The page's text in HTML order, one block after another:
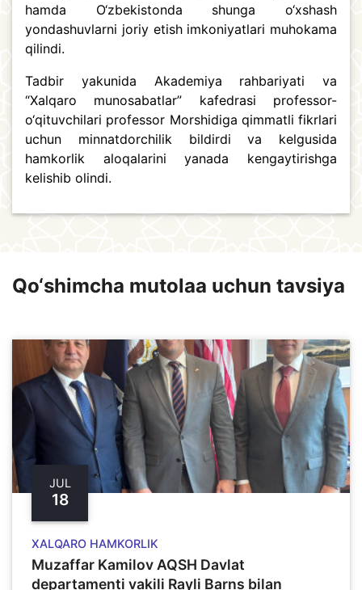
hamda O‘zbekistonda shunga o‘xshash
yondashuvlarni joriy etish imkoniyatlari muhokama
qilindi.
Tadbir yakunida Akademiya rahbariyati va
“Xalqaro munosabatlar” kafedrasi professor-
o‘qituvchilari professor Morshidiga qimmatli fikrlari
uchun minnatdorchilik bildirdi va kelgusida
hamkorlik aloqalarini yanada kengaytirishga
kelishib olindi.
Qo‘shimcha mutolaa uchun tavsiya
JUL
18
XALQARO HAMKORLIK
Muzaffar Kamilov AQSH Davlat
departamenti vakili Rayli Barns bilan